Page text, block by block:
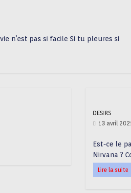
n’est pas si facile Si tu pleures si
DESIRS
13 avril
Est-ce le
Nirvana ?
Lire la suite